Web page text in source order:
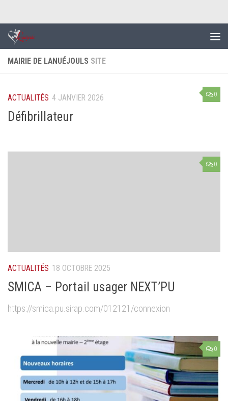
MAIRIE DE LANUÉJOULS SITE
0
ACTUALITÉS 4 JANVIER 2026
Défibrillateur
0
ACTUALITÉS 18 OCTOBRE 2025
SMICA – Portail usager NEXT’PU
https://smica.pu.sirap.com/012121/connexion
0